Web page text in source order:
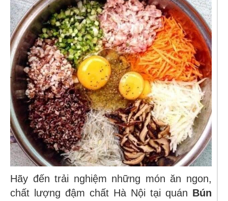
Hãy đến trải nghiệm những món ăn ngon,
chất lượng đậm chất Hà Nội tại quán Bún